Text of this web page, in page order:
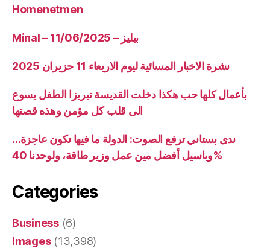
Homenetmen
Minal – 11/06/2025 – بيليز
نشرة الاخبار المسائية ليوم الاربعاء 11 حزيران 2025
بأعمال كلها حب هكذا دخلت القديسة تيريزا الطفل يسوع
الى قلب كل مؤمن وهذه قصتها
ندى بستاني ترفع الصوت: الدولة ما فيها تكون عاجزة…
وباسيل أفضل مين عمل وزير طاقة، ولوحدنا 40%
Categories
Business(6)
Images(13,398)